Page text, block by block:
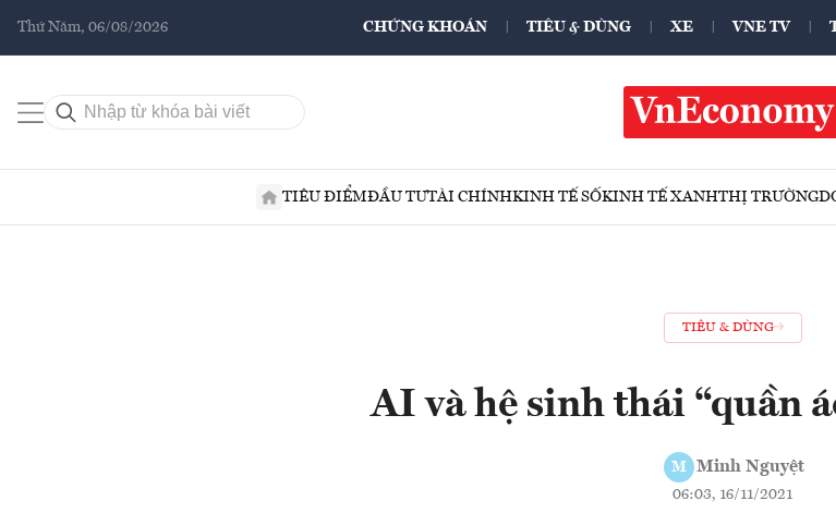
Thứ Năm, 06/08/2026 CHỨNG KHOÁN TIÊU & DÙNG XE VNE TV
TIÊU ĐIỂMĐẦU TƯTÀI CHÍNHKINH TẾ SỐKINH TẾ XANHTHỊ TRƯỜNG
TIÊU & DÙNG
AI và hệ sinh thái “quần
M Minh Nguyệt
06:03, 16/11/2021